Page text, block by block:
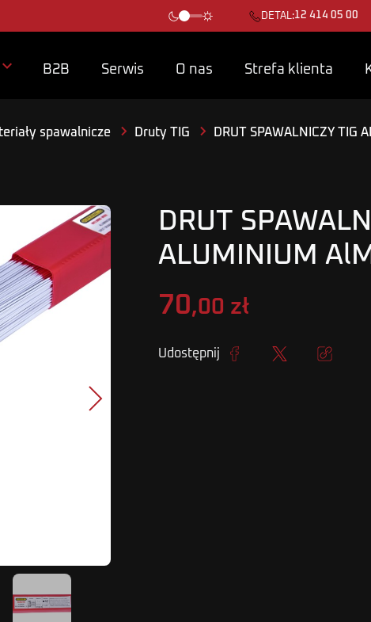
DETAL:12 414 05 00
 B2B Serwis O nas Strefa klienta
spawalnicze Druty TIG DRUT SPAWALNICZY TIG
Następny
DRUT
ALUMINIUM
70,00 zł
Udostępnij